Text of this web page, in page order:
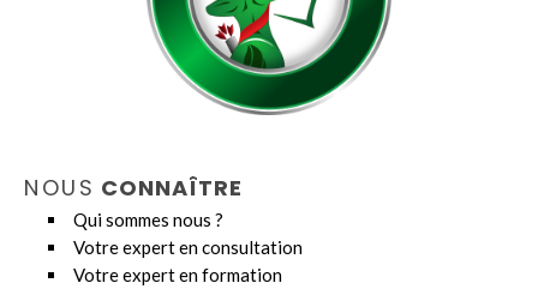
NOUS CONNAÎTRE
Qui sommes nous ?
Votre expert en consultation
Votre expert en formation